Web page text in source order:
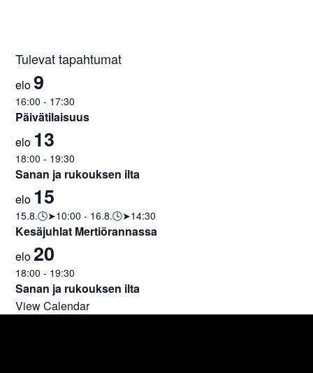
Tulevat tapahtumat
elo9
16:00 - 17:30
Päivätilaisuus
elo 13
18:00 - 19:30
Sanan ja rukouksen ilta
elo 15
15.8.🕓➤10:00 - 16.8.🕓➤14:30
Kesäjuhlat Mertiörannassa
elo20
18:00 - 19:30
Sanan ja rukouksen ilta
View Calendar